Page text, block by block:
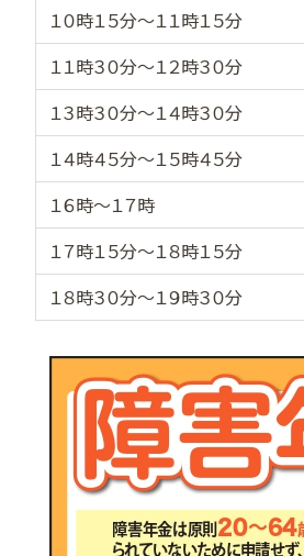
１０時１５分～１１時１５分
１１時３０分～１２時３０分
１３時３０分～１４時３０分
１４時４５分～１５時４５分
１６時～１７時
１７時１５分～１８時１５分
１８時３０分～１９時３０分